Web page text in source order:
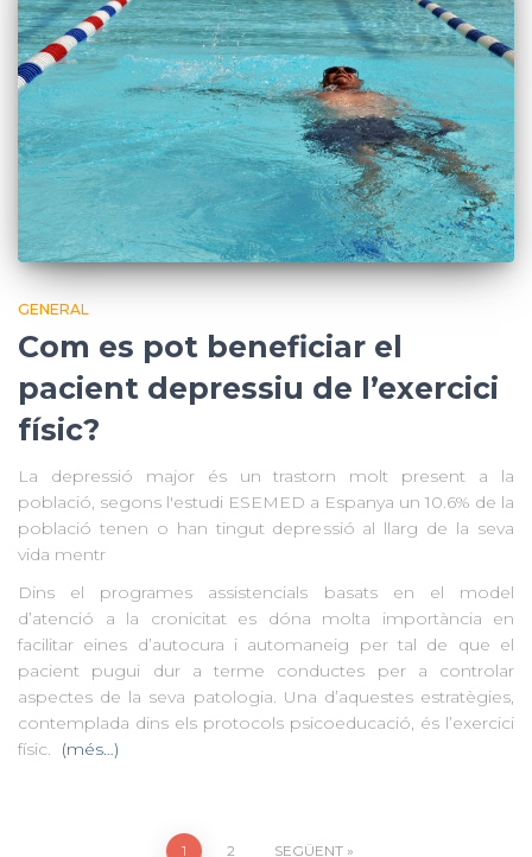
GENERAL
Com es pot beneficiar el
pacient depressiu de l’exercici
físic?
La depressió major és un trastorn molt present a la
població, segons l'estudi ESEMED a Espanya un 10.6% de la
població tenen o han tingut depressió al llarg de la seva
vida mentr
Dins el programes assistencials basats en el model
d’atenció a la cronicitat es dóna molta importància en
facilitar eines d’autocura i automaneig per tal de que el
pacient pugui dur a terme conductes per a controlar
aspectes de la seva patologia. Una d’aquestes estratègies,
contemplada dins els protocols psicoeducació, és l’exercici
físic.
(més…)
1 2 SEGÜENT